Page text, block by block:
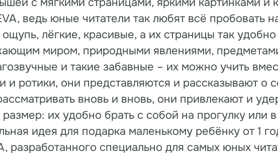
ведь юные читатели так любят всё пробовать
лёгкие, красивые, а их страницы так
миром, природными явлениями,
и такие забавные – их можно учить
и ротики, они представляются и рассказывают о
вновь и вновь, они привлекают и
их удобно брать с собой на прогулку или
идея для подарка маленькому ребёнку от 1
разработанного специально для самых юных